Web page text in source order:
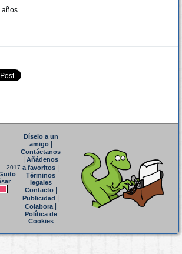
años
- 2017
Díselo a un
amigo|
Contáctanos
Añádenos
a favoritos
Términos
legales
Contacto|
Publicidad
Colabora|
Política de
Cookies